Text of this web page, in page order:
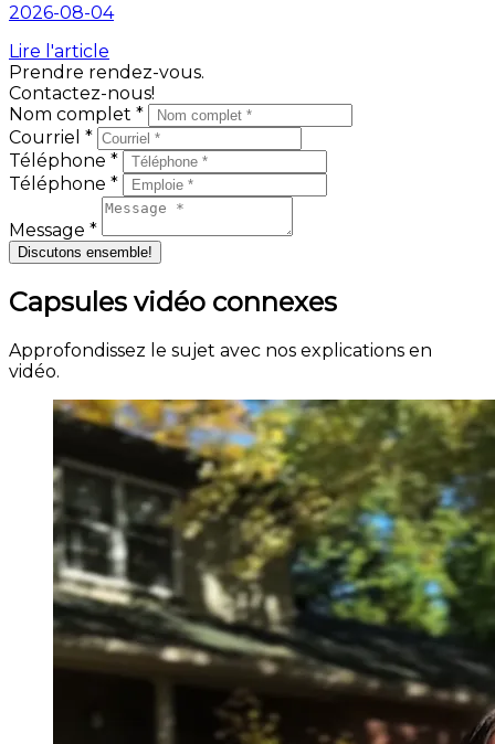
2026-08-04
Lire l'article
Prendre rendez-vous.
Contactez-nous!
Nom complet *
Courriel *
Téléphone *
Téléphone *
Message *
Discutons ensemble!
Capsules vidéo connexes
Approfondissez le sujet avec nos explications en
vidéo.